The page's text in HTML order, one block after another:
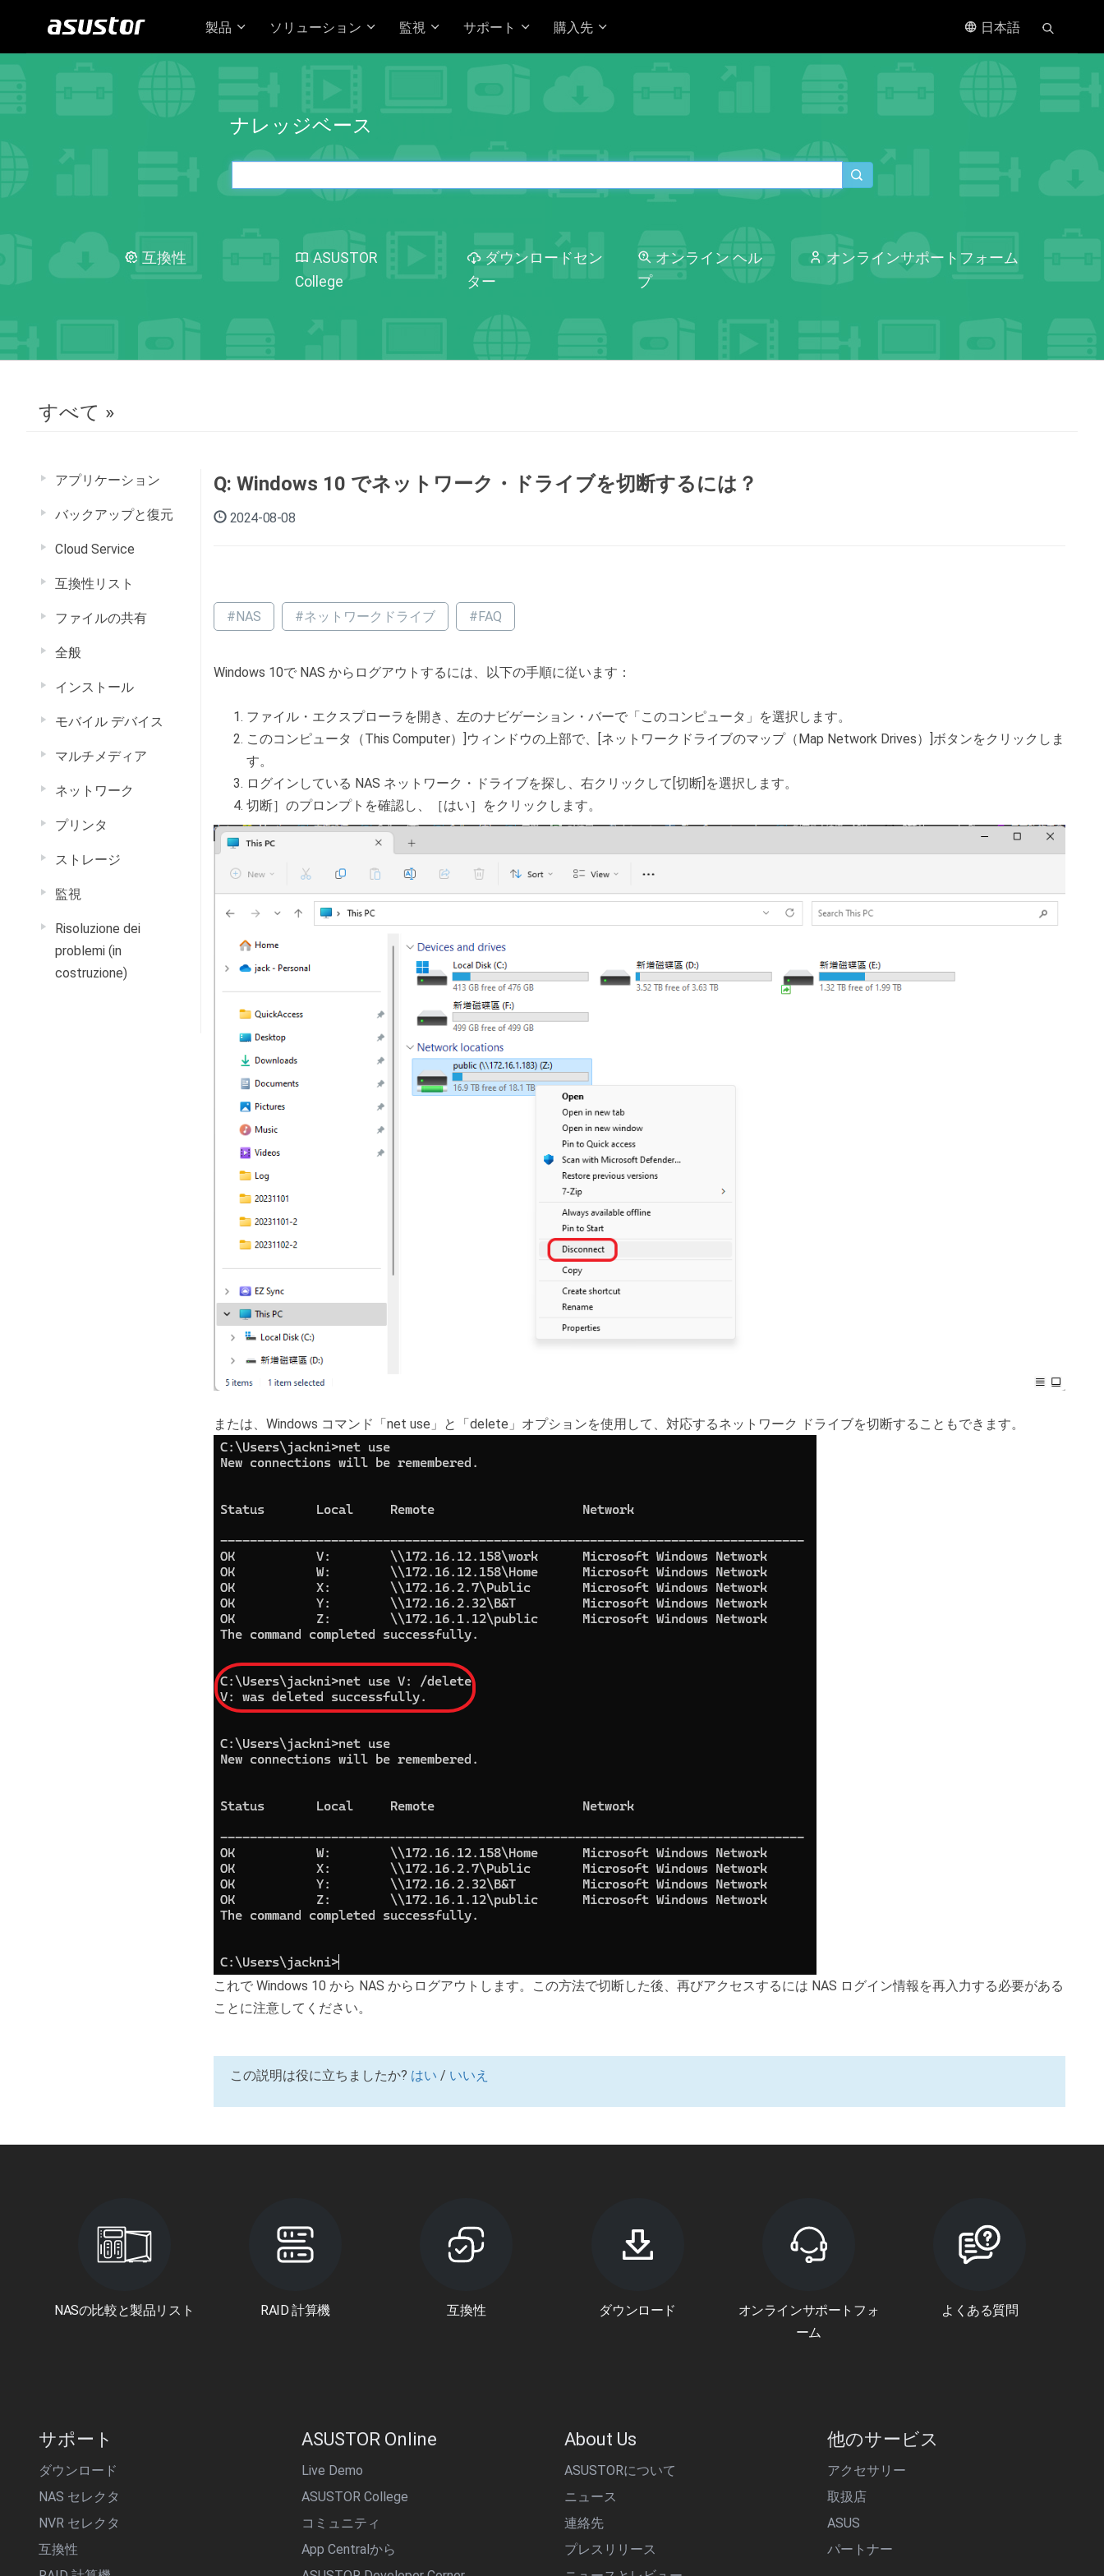
製品 ソリューション 監視 サポート 購入先 日本語
ナレッジベース
互換性
ASUSTOR
College
ダウンロードセン
ター
オンライン ヘル
プ
オンラインサポートフォーム
すべて »
アプリケーション
バックアップと復元
Cloud Service
互換性リスト
ファイルの共有
全般
インストール
モバイル デバイス
マルチメディア
ネットワーク
プリンタ
ストレージ
監視
Risoluzione dei
problemi (in
costruzione)
Q: Windows 10 でネットワーク・ドライブを切断するには？
2024-08-08
#NAS #ネットワークドライブ #FAQ
Windows 10で NAS からログアウトするには、以下の手順に従います：
ファイル・エクスプローラを開き、左のナビゲーション・バーで「このコンピュータ」を選択します。
このコンピュータ（This Computer）]ウィンドウの上部で、[ネットワークドライブのマップ（Map Network Drives）]ボタンをクリックしま
す。
ログインしている NAS ネットワーク・ドライブを探し、右クリックして[切断]を選択します。
切断］のプロンプトを確認し、［はい］をクリックします。
または、Windows コマンド「net use」と「delete」オプションを使用して、対応するネットワーク ドライブを切断することもできます。
これで Windows 10 から NAS からログアウトします。この方法で切断した後、再びアクセスするには NAS ログイン情報を再入力する必要がある
ことに注意してください。
この説明は役に立ちましたか? はい / いいえ
NASの比較と製品リスト RAID 計算機 互換性 ダウンロード
オンラインサポートフォ
ーム
よくある質問
サポート
ダウンロード
NAS セレクタ
NVR セレクタ
互換性
ASUSTOR Online
Live Demo
ASUSTOR College
コミュニティ
App Centralから
About Us
ASUSTORについて
ニュース
連絡先
プレスリリース
他のサービス
アクセサリー
取扱店
ASUS
パートナー